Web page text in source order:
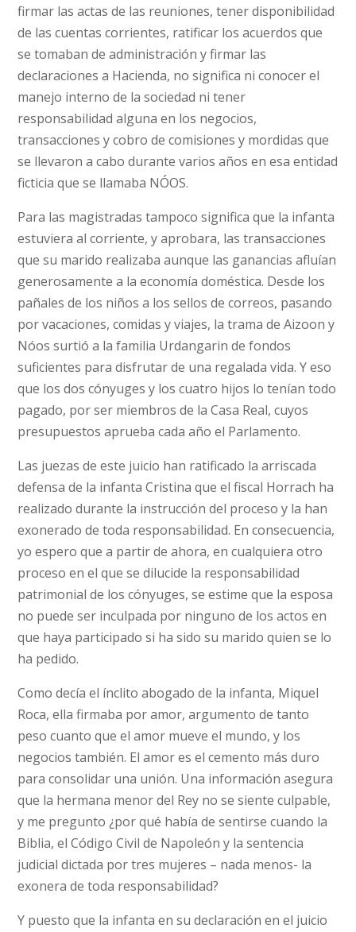
firmar las actas de las reuniones, tener disponibilidad
de las cuentas corrientes, ratificar los acuerdos que
se tomaban de administración y firmar las
declaraciones a Hacienda, no significa ni conocer el
manejo interno de la sociedad ni tener
responsabilidad alguna en los negocios,
transacciones y cobro de comisiones y mordidas que
se llevaron a cabo durante varios años en esa entidad
ficticia que se llamaba NÓOS.
Para las magistradas tampoco significa que la infanta
estuviera al corriente, y aprobara, las transacciones
que su marido realizaba aunque las ganancias afluían
generosamente a la economía doméstica. Desde los
pañales de los niños a los sellos de correos, pasando
por vacaciones, comidas y viajes, la trama de Aizoon y
Nóos surtió a la familia Urdangarin de fondos
suficientes para disfrutar de una regalada vida. Y eso
que los dos cónyuges y los cuatro hijos lo tenían todo
pagado, por ser miembros de la Casa Real, cuyos
presupuestos aprueba cada año el Parlamento.
Las juezas de este juicio han ratificado la arriscada
defensa de la infanta Cristina que el fiscal Horrach ha
realizado durante la instrucción del proceso y la han
exonerado de toda responsabilidad. En consecuencia,
yo espero que a partir de ahora, en cualquiera otro
proceso en el que se dilucide la responsabilidad
patrimonial de los cónyuges, se estime que la esposa
no puede ser inculpada por ninguno de los actos en
que haya participado si ha sido su marido quien se lo
ha pedido.
Como decía el ínclito abogado de la infanta, Miquel
Roca, ella firmaba por amor, argumento de tanto
peso cuanto que el amor mueve el mundo, y los
negocios también. El amor es el cemento más duro
para consolidar una unión. Una información asegura
que la hermana menor del Rey no se siente culpable,
y me pregunto ¿por qué había de sentirse cuando la
Biblia, el Código Civil de Napoleón y la sentencia
judicial dictada por tres mujeres – nada menos- la
exonera de toda responsabilidad?
Y puesto que la infanta en su declaración en el juicio